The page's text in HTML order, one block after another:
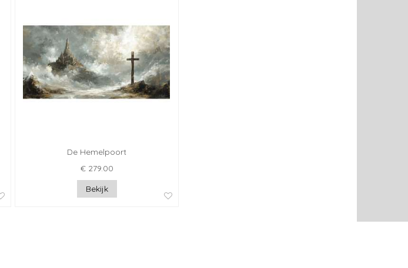
De Hemelpoort
€ 279.00
Bekijk